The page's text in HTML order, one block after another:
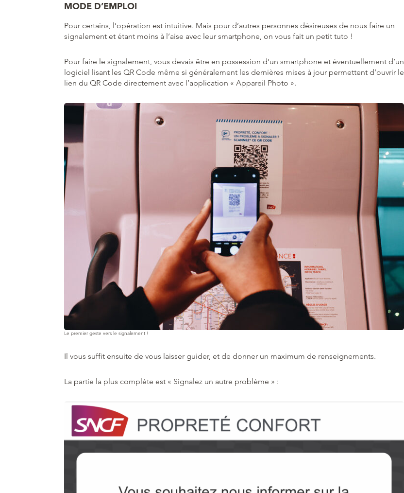
MODE D’EMPLOI
Pour certains, l’opération est intuitive. Mais pour d’autres personnes désireuses de nous faire un
signalement et étant moins à l’aise avec leur smartphone, on vous fait un petit tuto !
Pour faire le signalement, vous devais être en possession d’un smartphone et éventuellement d’un
logiciel lisant les QR Code même si généralement les dernières mises à jour permettent d’ouvrir le
lien du QR Code directement avec l’application « Appareil Photo ».
Le premier geste vers le signalement !
Il vous suffit ensuite de vous laisser guider, et de donner un maximum de renseignements.
La partie la plus complète est « Signalez un autre problème » :